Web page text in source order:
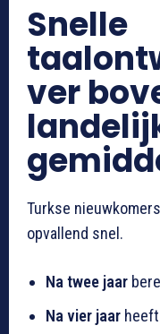
Snelle
ver
Turkse
opvallend snel.
Na twee jaar
Na vier jaar